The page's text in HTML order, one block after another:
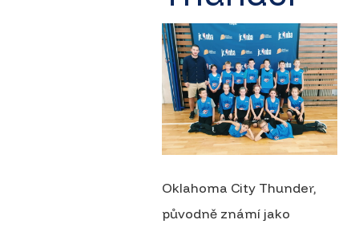
Oklahoma City Thunder,
původně známí jako